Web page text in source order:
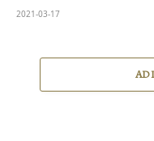
2021-03-17